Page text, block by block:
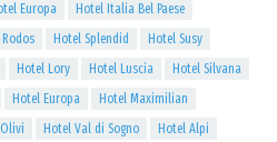
Europa
Hotel Italia Bel Paese
Hotel Splendid
Hotel Susy
Hotel Lory Hotel Luscia
Hotel Silvana
Hotel Europa
Hotel Maximilian
Hotel Val di Sogno
Hotel Alpi